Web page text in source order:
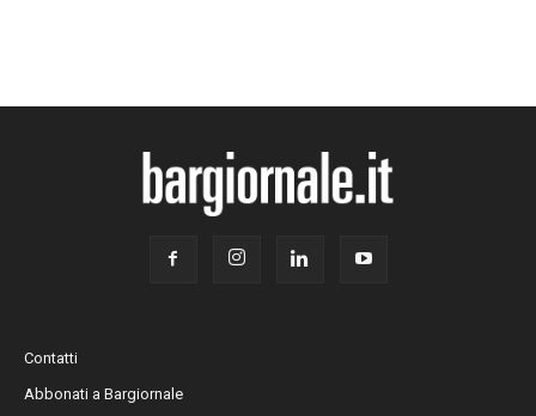
Contatti
Abbonati a Bargiornale